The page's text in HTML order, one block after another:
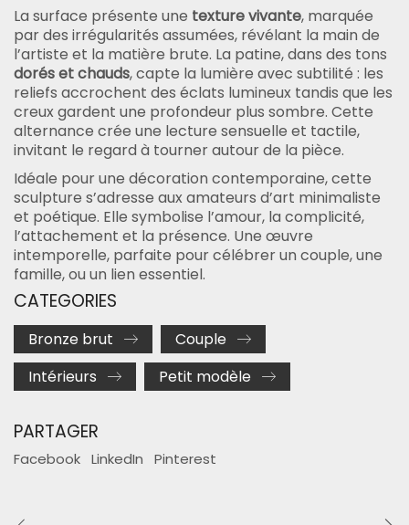
La surface présente une texture vivante, marquée
par des irrégularités assumées, révélant la main de
l’artiste et la matière brute. La patine, dans des tons
dorés et chauds, capte la lumière avec subtilité : les
reliefs accrochent des éclats lumineux tandis que les
creux gardent une profondeur plus sombre. Cette
alternance crée une lecture sensuelle et tactile,
invitant le regard à tourner autour de la pièce.
Idéale pour une décoration contemporaine, cette
sculpture s’adresse aux amateurs d’art minimaliste
et poétique. Elle symbolise l’amour, la complicité,
l’attachement et la présence. Une œuvre
intemporelle, parfaite pour célébrer un couple, une
famille, ou un lien essentiel.
CATEGORIES
Bronze brut
Couple
Intérieurs
Petit modèle
PARTAGER
Facebook LinkedIn Pinterest